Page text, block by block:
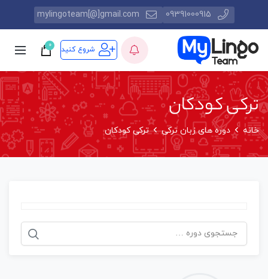
09391000915
mylingoteam[@]gmail.com
شروع کنید 0
ترکی کودکان
خانه دوره های زبان ترکی ترکی کودکان
جستجو
برای: